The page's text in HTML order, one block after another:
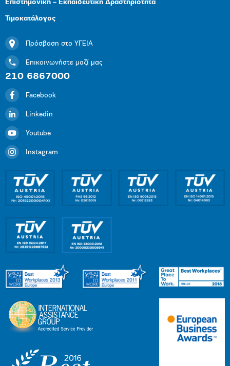
Επιστημονική – Εκπαιδευτική Δραστηριότητα
Τιμοκατάλογος
Πρόσβαση στο ΥΓΕΙΑ
Επικοινωνήστε μαζί μας
210 6867000
Facebook
Linkedin
Youtube
Instagram